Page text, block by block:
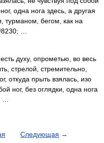
одна нога здесь, а другая
турманом, бегом, как на
…
духу, опрометью, во весь
стрелой, стремительно,
откуда прыть взялась, изо
ног, без оглядки, одна нога
…
Следующая →